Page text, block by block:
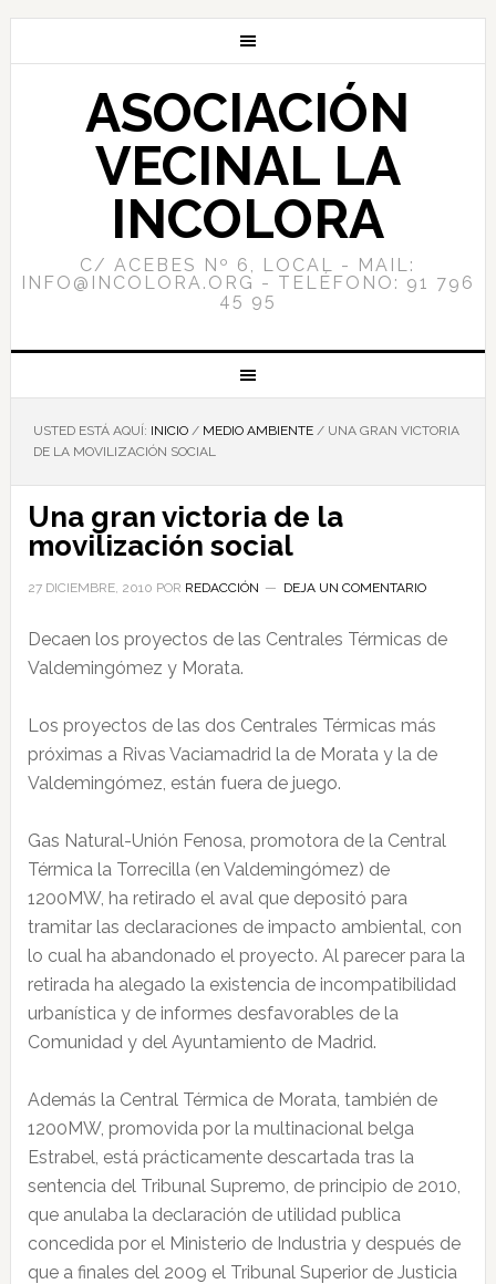
ASOCIACIÓN
VECINAL LA
INCOLORA
C/ ACEBES Nº 6, LOCAL - MAIL:
INFO@INCOLORA.ORG - TELÉFONO: 91 796
45 95
USTED ESTÁ AQUÍ: INICIO / MEDIO AMBIENTE /UNA GRAN VICTORIA
DE LA MOVILIZACIÓN SOCIAL
Una gran victoria de la
movilización social
27 DICIEMBRE, 2010 POR REDACCIÓN DEJA UN COMENTARIO
Decaen los proyectos de las Centrales Térmicas de
Valdemingómez y Morata.
Los proyectos de las dos Centrales Térmicas más
próximas a Rivas Vaciamadrid la de Morata y la de
Valdemingómez, están fuera de juego.
Gas Natural-Unión Fenosa, promotora de la Central
Térmica la Torrecilla (en Valdemingómez) de
1200MW, ha retirado el aval que depositó para
tramitar las declaraciones de impacto ambiental, con
lo cual ha abandonado el proyecto. Al parecer para la
retirada ha alegado la existencia de incompatibilidad
urbanística y de informes desfavorables de la
Comunidad y del Ayuntamiento de Madrid.
Además la Central Térmica de Morata, también de
1200MW, promovida por la multinacional belga
Estrabel, está prácticamente descartada tras la
sentencia del Tribunal Supremo, de principio de 2010,
que anulaba la declaración de utilidad publica
concedida por el Ministerio de Industria y después de
que a finales del 2009 el Tribunal Superior de Justicia